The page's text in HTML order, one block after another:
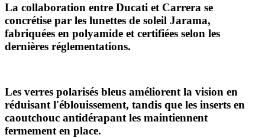
La collaboration entre Ducati et Carrera se
concrétise par les lunettes de soleil Jarama,
fabriquées en polyamide et certifiées selon les
dernières réglementations.
Les verres polarisés bleus améliorent la vision en
réduisant l'éblouissement, tandis que les inserts en
caoutchouc antidérapant les maintiennent
fermement en place.